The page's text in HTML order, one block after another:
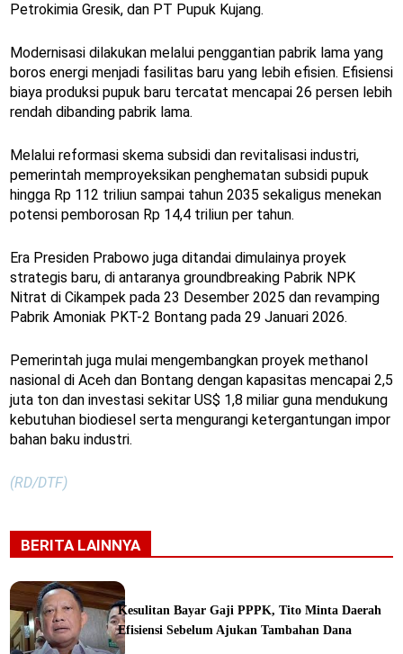
Petrokimia Gresik, dan PT Pupuk Kujang.
Modernisasi dilakukan melalui penggantian pabrik lama yang
boros energi menjadi fasilitas baru yang lebih efisien. Efisiensi
biaya produksi pupuk baru tercatat mencapai 26 persen lebih
rendah dibanding pabrik lama.
Melalui reformasi skema subsidi dan revitalisasi industri,
pemerintah memproyeksikan penghematan subsidi pupuk
hingga Rp 112 triliun sampai tahun 2035 sekaligus menekan
potensi pemborosan Rp 14,4 triliun per tahun.
Era Presiden Prabowo juga ditandai dimulainya proyek
strategis baru, di antaranya groundbreaking Pabrik NPK
Nitrat di Cikampek pada 23 Desember 2025 dan revamping
Pabrik Amoniak PKT-2 Bontang pada 29 Januari 2026.
Pemerintah juga mulai mengembangkan proyek methanol
nasional di Aceh dan Bontang dengan kapasitas mencapai 2,5
juta ton dan investasi sekitar US$ 1,8 miliar guna mendukung
kebutuhan biodiesel serta mengurangi ketergantungan impor
bahan baku industri.
(RD/DTF)
BERITA LAINNYA
Kesulitan Bayar Gaji PPPK, Tito Minta Daerah
Efisiensi Sebelum Ajukan Tambahan Dana